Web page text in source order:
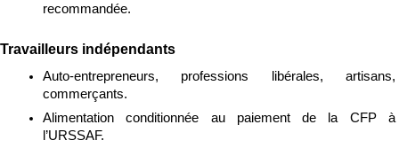
recommandée.
Travailleurs indépendants
Auto-entrepreneurs, professions libérales, artisans,
commerçants.
Alimentation conditionnée au paiement de la CFP à
l’URSSAF.